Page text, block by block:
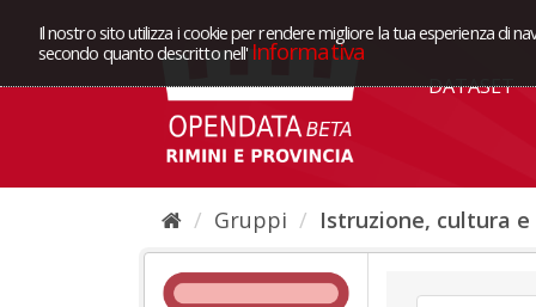
Il nostro sito utilizza i cookie per rendere migliore la tua esperienza di
secondo quanto descritto nell' Informativa
DATASET
Gruppi Istruzione, cultura